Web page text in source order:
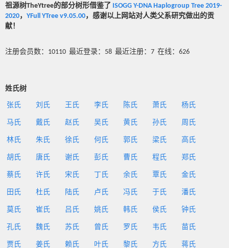
祖源树TheYtree的部分树形借鉴了 ISOGG Y-DNA Haplogroup Tree 2019-
2020， YFull YTree v9.05.00，感谢以上网站对人类父系研究做出的贡
献！
注册会员数：10110 最近登录：58 最近注册：7 在线：626
姓氏树
张氏 刘氏 王氏 李氏 陈氏 萧氏 杨氏
马氏 戴氏 赵氏 吴氏 黄氏 孙氏 周氏
林氏 朱氏 徐氏 何氏 郭氏 梁氏 高氏
胡氏 唐氏 谢氏 彭氏 曹氏 程氏 郑氏
蔡氏 许氏 宋氏 丁氏 余氏 覃氏 金氏
田氏 杜氏 陆氏 卢氏 冯氏 于氏 潘氏
莫氏 崔氏 吕氏 姚氏 韩氏 侯氏 钟氏
孔氏 魏氏 苏氏 曾氏 罗氏 韦氏 苗氏
贾氏 姜氏 赖氏 叶氏 黎氏 方氏 蒋氏